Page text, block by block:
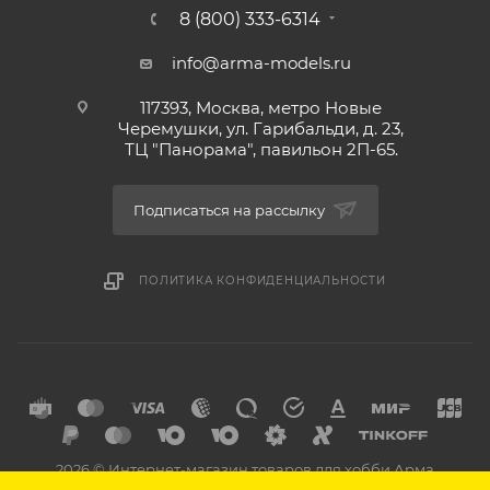
8 (800) 333-6314
info@arma-models.ru
117393, Москва, метро Новые
Черемушки, ул. Гарибальди, д. 23,
ТЦ "Панорама", павильон 2П-65.
Подписаться на рассылку
ПОЛИТИКА КОНФИДЕНЦИАЛЬНОСТИ
2026 © Интернет-магазин товаров для хобби Арма